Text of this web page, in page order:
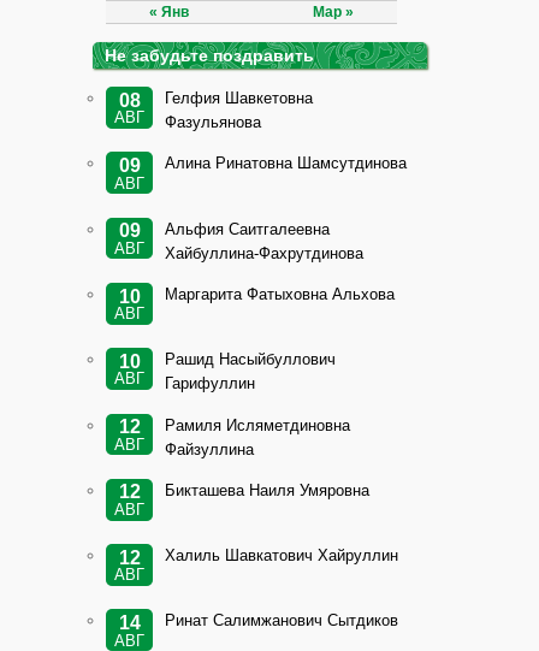
« Янв Мар »
Не забудьте поздравить
08
АВГ
Гелфия Шавкетовна
Фазульянова
09
АВГ
Алина Ринатовна Шамсутдинова
09
АВГ
Альфия Саитгалеевна
Хайбуллина-Фахрутдинова
10
АВГ
Маргарита Фатыховна Альхова
10
АВГ
Рашид Насыйбуллович
Гарифуллин
12
АВГ
Рамиля Исляметдиновна
Файзуллина
12
АВГ
Бикташева Наиля Умяровна
12
АВГ
Халиль Шавкатович Хайруллин
14
АВГ
Ринат Салимжанович Сытдиков